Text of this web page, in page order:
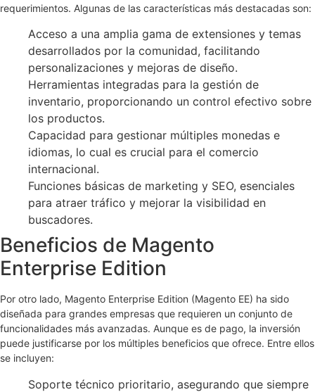
requerimientos. Algunas de las características más destacadas son:
Acceso a una amplia gama de extensiones y temas
desarrollados por la comunidad, facilitando
personalizaciones y mejoras de diseño.
Herramientas integradas para la gestión de
inventario, proporcionando un control efectivo sobre
los productos.
Capacidad para gestionar múltiples monedas e
idiomas, lo cual es crucial para el comercio
internacional.
Funciones básicas de marketing y SEO, esenciales
para atraer tráfico y mejorar la visibilidad en
buscadores.
Beneficios de Magento
Enterprise Edition
Por otro lado, Magento Enterprise Edition (Magento EE) ha sido
diseñada para grandes empresas que requieren un conjunto de
funcionalidades más avanzadas. Aunque es de pago, la inversión
puede justificarse por los múltiples beneficios que ofrece. Entre ellos
se incluyen:
Soporte técnico prioritario, asegurando que siempre